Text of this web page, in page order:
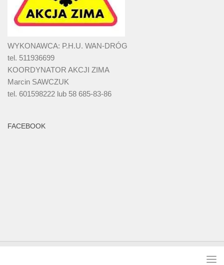
WYKONAWCA: P.H.U. WAN-DRÓG
tel. 511936699
KOORDYNATOR AKCJI ZIMA
Marcin SAWCZUK
tel. 601598222 lub 58 685-83-86
FACEBOOK